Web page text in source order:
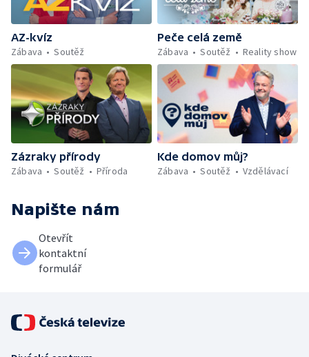
AZ-kvíz
Zábava
Soutěž
Peče celá země
Zábava
Soutěž Reality show
Zázraky přírody
Zábava
Soutěž Příroda
Kde domov můj?
Zábava
Soutěž Vzdělávací
Napište nám
Otevřít
kontaktní
formulář